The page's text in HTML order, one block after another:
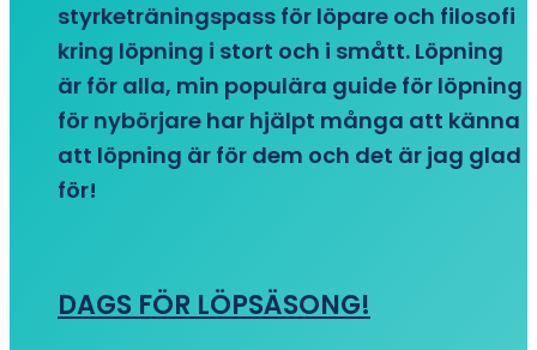
styrketräningspass för löpare och filosofi
kring löpning i stort och i smått. Löpning
är för alla, min populära guide för löpning
för nybörjare har hjälpt många att känna
att löpning är för dem och det är jag glad
för!
DAGS FÖR LÖPSÄSONG!